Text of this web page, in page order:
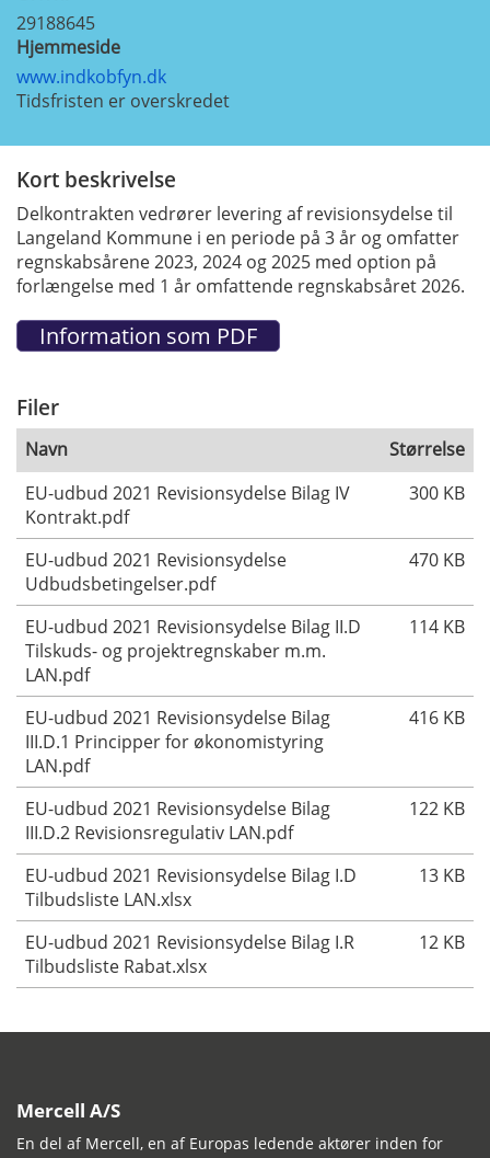
29188645
Hjemmeside
www.indkobfyn.dk
Tidsfristen er overskredet
Kort beskrivelse
Delkontrakten vedrører levering af revisionsydelse til
Langeland Kommune i en periode på 3 år og omfatter
regnskabsårene 2023, 2024 og 2025 med option på
forlængelse med 1 år omfattende regnskabsåret 2026.
Filer
Navn
Størrelse
EU-udbud 2021 Revisionsydelse Bilag IV
Kontrakt.pdf
300 KB
EU-udbud 2021 Revisionsydelse
Udbudsbetingelser.pdf
470 KB
EU-udbud 2021 Revisionsydelse Bilag II.D
Tilskuds- og projektregnskaber m.m.
LAN.pdf
114 KB
EU-udbud 2021 Revisionsydelse Bilag
III.D.1 Principper for økonomistyring
LAN.pdf
416 KB
EU-udbud 2021 Revisionsydelse Bilag
III.D.2 Revisionsregulativ LAN.pdf
122 KB
EU-udbud 2021 Revisionsydelse Bilag I.D
Tilbudsliste LAN.xlsx
13 KB
EU-udbud 2021 Revisionsydelse Bilag I.R
Tilbudsliste Rabat.xlsx
12 KB
Mercell A/S
En del af Mercell, en af Europas ledende aktører inden for